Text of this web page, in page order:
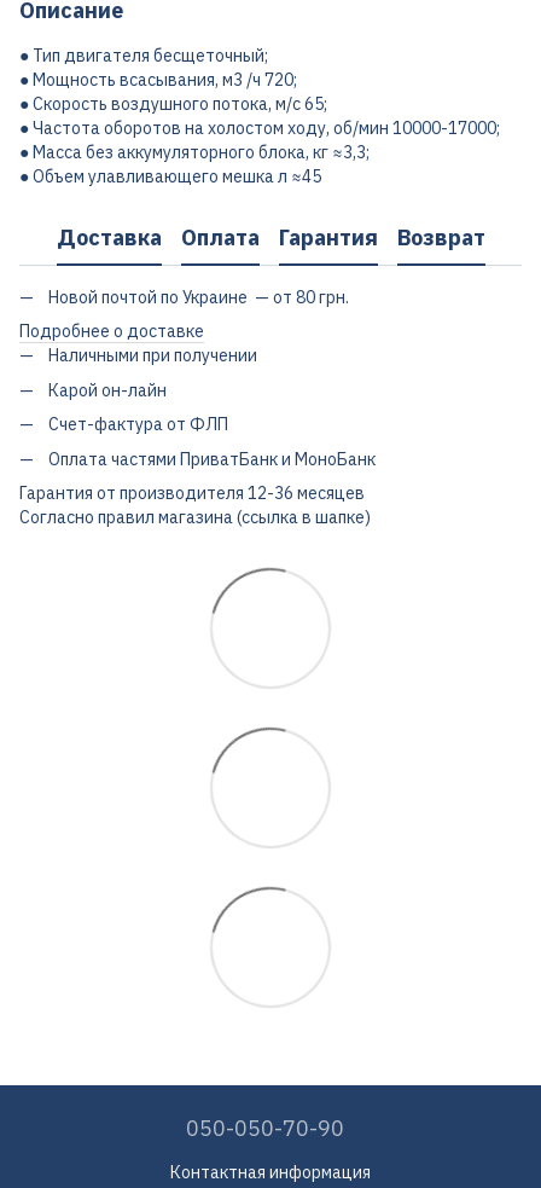
Описание
● Тип двигателя бесщеточный;
● Мощность всасывания, м3 /ч 720;
● Скорость воздушного потока, м/с 65;
● Частота оборотов на холостом ходу, об/мин 10000-17000;
● Масса без аккумуляторного блока, кг ≈3,3;
● Объем улавливающего мешка л ≈45
Доставка Оплата Гарантия Возврат
Новой почтой по Украине — от 80 грн.
Подробнее о доставке
Наличными при получении
Карой он-лайн
Счет-фактура от ФЛП
Оплата частями ПриватБанк и МоноБанк
Гарантия от производителя 12-36 месяцев
Согласно правил магазина (ссылка в шапке)
050-050-70-90
Контактная информация